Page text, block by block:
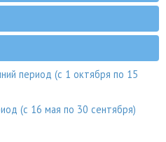
период (с 1 октября по 15
(с 16 мая по 30 сентября)